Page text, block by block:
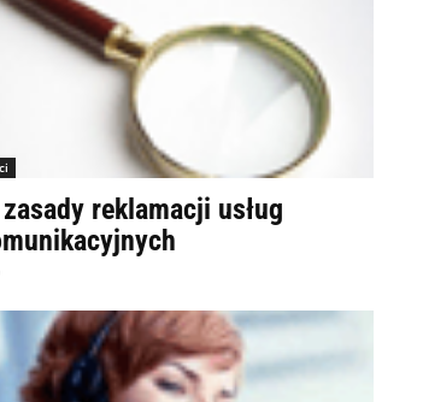
reklamacji usług